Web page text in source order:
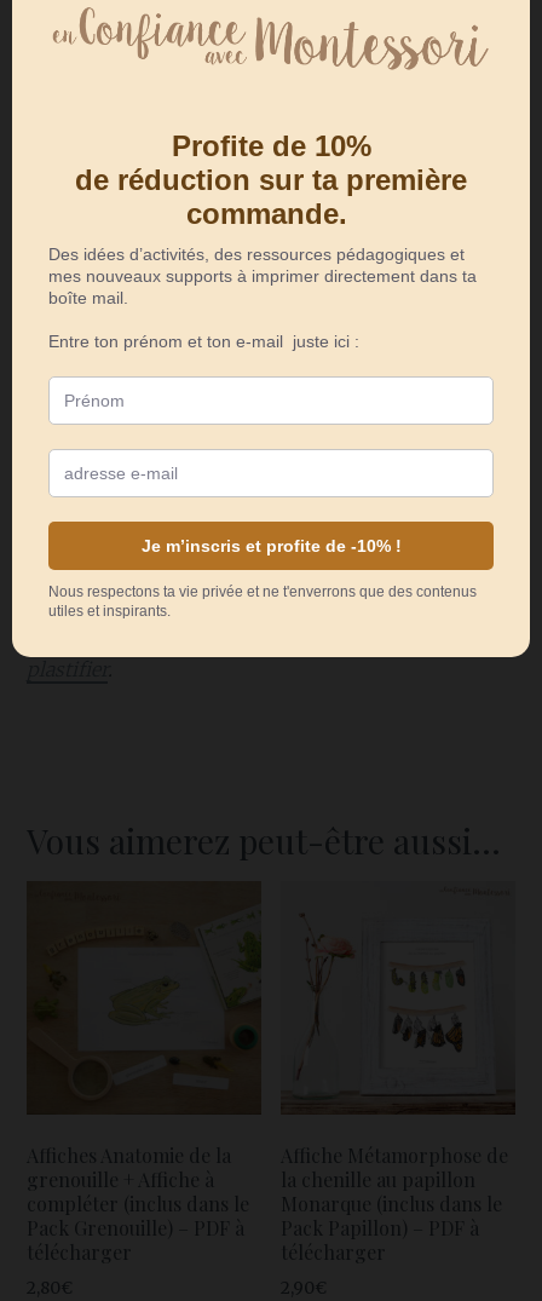
s’agit de fichiers numériques PDF à
télécharger puis à imprimer et non
disponible dès le paiement effectué.
Les illustrations ont été réalisées
par Flora Toutin. Veuillez noter que
les fichiers sont pour un usage
personnel ou pour une classe
uniquement. Ils ne peuvent en
aucun cas être partagés, diffusés ni
revendus.
Astuces : Pour découper de beaux
coins arrondis lorsqu’il y en a dans
mes fichiers, j’utilisececi. Et enfin
pour certains fichiers, je vous
recommande de les imprimer sur du
Vous aimerez peut-être aussi…
Affiches Anatomie de la
grenouille + Affiche à
compléter (inclus dans le
Pack Grenouille) – PDF à
télécharger
2,80€
Affiche Métamorphose de
la chenille au papillon
Monarque (inclus dans le
Pack Papillon) – PDF à
télécharger
2,90€